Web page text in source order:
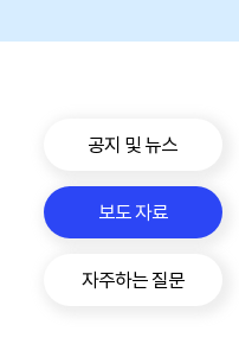
공지 및 뉴스
보도 자료
자주하는 질문